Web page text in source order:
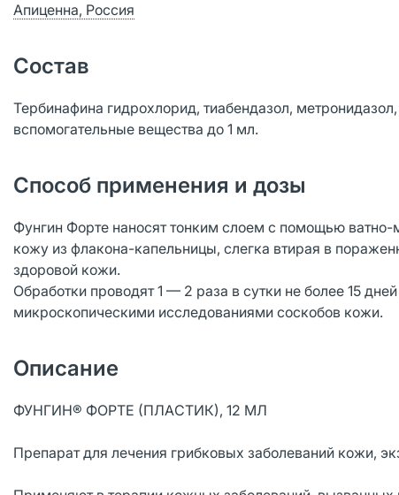
Апиценна, Россия
Состав
Тербинафина гидрохлорид, тиабендазол,
вспомогательные вещества до 1 мл.
Способ применения и дозы
Фунгин Форте наносят тонким слоем с помощью
кожу из флакона-капельницы, слегка втирая в
здоровой кожи.
Обработки проводят 1 — 2 раза в сутки не более 15
микроскопическими исследованиями соскобов кожи.
Описание
ФУНГИН® ФОРТЕ (ПЛАCТИК), 12 МЛ
Препарат для лечения грибковых заболеваний кожи,